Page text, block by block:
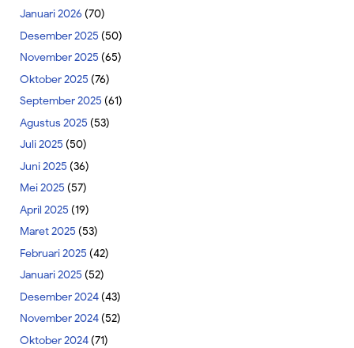
Januari 2026 (70)
Desember 2025 (50)
November 2025 (65)
Oktober 2025 (76)
September 2025 (61)
Agustus 2025 (53)
Juli 2025 (50)
Juni 2025 (36)
Mei 2025 (57)
April 2025 (19)
Maret 2025 (53)
Februari 2025 (42)
Januari 2025 (52)
Desember 2024(43)
November 2024(52)
Oktober 2024(71)